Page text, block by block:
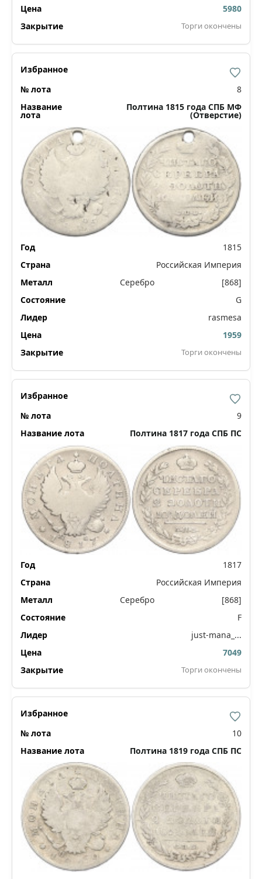
5980
Торги окончены
8
Полтина 1815 года СПБ МФ
(Отверстие)
1815
Российская Империя
Серебро
[868]
G
rasmesa
1959
Торги окончены
9
Полтина 1817 года СПБ ПС
1817
Российская Империя
Серебро
[868]
F
just-mana_...
7049
Торги окончены
10
Полтина 1819 года СПБ ПС